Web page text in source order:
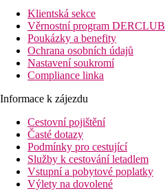
Klientská sekce
Věrnostní program DERCLUB
Poukázky a benefity
Ochrana osobních údajů
Nastavení soukromí
Compliance linka
Informace k zájezdu
Cestovní pojištění
Časté dotazy
Podmínky pro cestující
Služby k cestování letadlem
Vstupní a pobytové poplatky
Výlety na dovolené